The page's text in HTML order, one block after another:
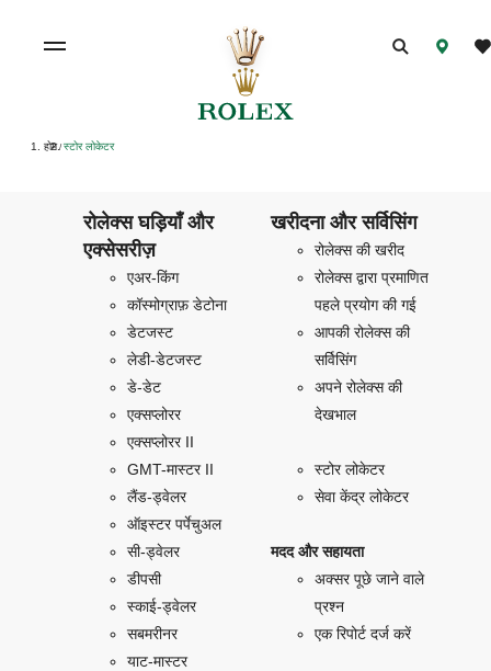
होम/ स्टोर लोकेटर
रोलेक्स घड़ियाँ और
एक्सेसरीज़
एअर-किंग
कॉस्मोग्राफ़ डेटोना
डेटजस्ट
लेडी-डेटजस्ट
डे-डेट
एक्सप्लोरर
एक्सप्लोरर II
GMT-मास्टर II
लैंड-ड्वेलर
ऑइस्टर पर्पेचुअल
सी-ड्वेलर
डीपसी
स्काई-ड्वेलर
सबमरीनर
याट-मास्टर
खरीदना और सर्विसिंग
रोलेक्स की खरीद
रोलेक्स द्वारा प्रमाणित
पहले प्रयोग की गई
आपकी रोलेक्स की
सर्विसिंग
अपने रोलेक्स की
देखभाल
स्टोर लोकेटर
सेवा केंद्र लोकेटर
मदद और सहायता
अक्सर पूछे जाने वाले
प्रश्न
एक रिपोर्ट दर्ज करें